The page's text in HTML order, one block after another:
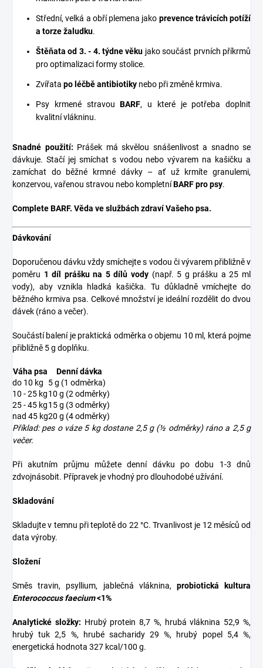
Střední, velká a obří plemena jako prevence trávicích potíží
a torze žaludku.
Štěňata od 3. - 4. týdne věku jako součást prvních příkrmů
pro optimalizaci formy stolice.
Zvířata po léčbě antibiotiky nebo při změně krmiva.
Psy krmené stravouBARF, u které je potřeba doplnit
kvalitní vlákninu.
Snadné použití: Prášek má skvělou snášenlivost a snadno se
dávkuje. Stačí jej smíchat s vodou nebo vývarem na kašičku a
zamíchat do běžné krmné dávky – ať už krmíte granulemi,
konzervou, vařenou stravou nebo kompletníBARF pro psy.
Complete BARF. Věda ve službách zdraví Vašeho psa.
Dávkování
Doporučenou dávku vždy smíchejte s vodou či vývarem přibližně v
poměru 1 díl prášku na 5 dílů vody (např. 5 g prášku a 25 ml
vody), aby vznikla hladká kašička. Tu důkladně vmíchejte do
běžného krmiva psa. Celkové množství je ideální rozdělit do dvou
dávek (ráno a večer).
Součástí balení je praktická odměrka o objemu 10 ml, která pojme
přibližně 5 g doplňku.
Váha psa
Denní dávka
do 10 kg
5 g (1 odměrka)
10 - 25 kg10 g (2 odměrky)
25 - 45 kg15 g (3 odměrky)
nad 45 kg20 g (4 odměrky)
Příklad: pes o váze 5 kg dostane 2,5 g (½ odměrky) ráno a 2,5 g
večer.
Při akutním průjmu můžete denní dávku po dobu 1-3 dnů
zdvojnásobit. Přípravek je vhodný pro dlouhodobé užívání.
Skladování
Skladujte v temnu při teplotě do 22 °C. Trvanlivost je 12 měsíců od
data výroby.
Složení
Směs travin, psyllium, jablečná vláknina, probiotická kultura
Enterococcus faecium<1%
Analytické složky: Hrubý protein 8,7 %, hrubá vláknina 52,9 %,
hrubý tuk 2,5 %, hrubé sacharidy 29 %, hrubý popel 5,4 %,
energetická hodnota 327 kcal/100 g.